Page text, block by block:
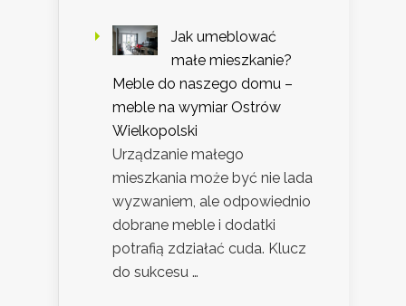
Jak umeblować
małe mieszkanie?
Meble do naszego domu –
meble na wymiar Ostrów
Wielkopolski
Urządzanie małego
mieszkania może być nie lada
wyzwaniem, ale odpowiednio
dobrane meble i dodatki
potrafią zdziałać cuda. Klucz
do sukcesu …